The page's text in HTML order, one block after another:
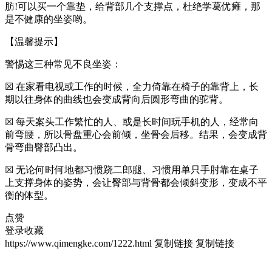
肪!可以买一个靠垫，给背部几个支撑点，杜绝学葛优瘫，那
是不健康的坐姿哟。
【温馨提示】
警惕这三种常见不良坐姿：
☒ 在家看电视或工作的时候，全力倚靠在椅子的靠背上，长
期以往身体的曲线也会变成背向后圆形弯曲的驼背。
☒ 每天案头工作繁忙的人、或是长时间玩手机的人，经常向
前弯腰，所以骨盘重心会前倾，坐骨会后移。结果，会变成背
骨弯曲臀部凸出。
☒ 无论何时何地都习惯跷二郎腿、习惯用单只手肘靠在桌子
上支撑身体的姿势，会让臀部与背骨都会倾斜变形，变成不平
衡的体型。
点赞
登录收藏
https://www.qimengke.com/1222.html 复制链接 复制链接